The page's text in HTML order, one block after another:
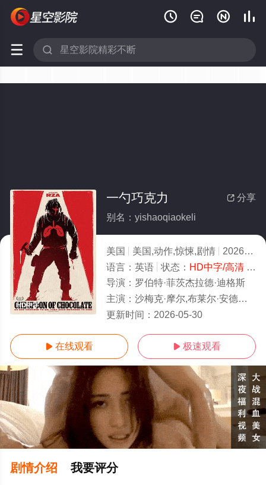
   
 
HD中字
 分享
一勺巧克力
别名：yishaoqiaokeli
美国 美国,动作,惊悚,剧情 2026
9.0
语言： 英语 状态： HD中字/高清- 免费在线观看
导演： 罗伯特·菲茨杰拉德·迪格斯
主演： 沙梅克·摩尔,布莱尔·安德伍德,RJ·赛勒,迈克尔·哈尔尼,帕丽斯·杰克逊,艾默莉·克鲁奇菲尔德,Harry·Goodwi
更新时间： 2026-05-30
 在线观看  极速观看
剧情介绍 我要评分